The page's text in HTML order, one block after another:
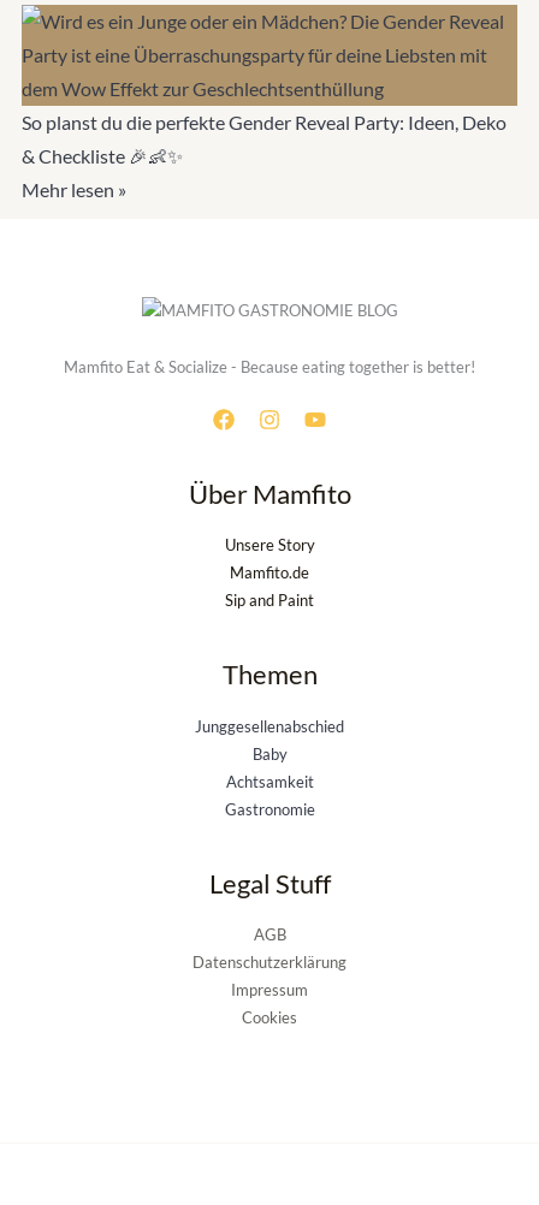
So planst du die perfekte Gender Reveal Party: Ideen, Deko
& Checkliste 🎉👶✨
Mehr lesen »
Mamfito Eat & Socialize - Because eating together is better!
Über Mamfito
Unsere Story
Mamfito.de
Sip and Paint
Themen
Junggesellenabschied
Baby
Achtsamkeit
Gastronomie
Legal Stuff
AGB
Datenschutzerklärung
Impressum
Cookies